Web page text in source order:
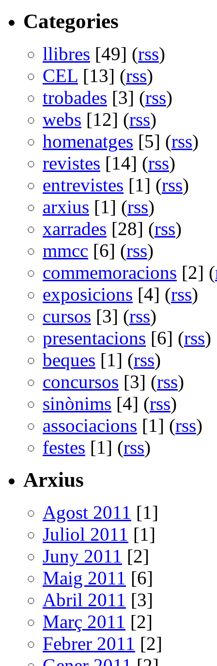
Categories
llibres [49] (rss)
CEL [13] (rss)
trobades [3] (rss)
webs [12] (rss)
homenatges [5] (rss)
revistes [14] (rss)
entrevistes [1] (rss)
arxius [1] (rss)
xarrades [28] (rss)
mmcc [6] (rss)
commemoracions [2] (
exposicions [4] (rss)
cursos [3] (rss)
presentacions [6] (rss)
beques [1] (rss)
concursos [3] (rss)
sinònims [4] (rss)
associacions [1] (rss)
festes [1] (rss)
Arxius
Agost 2011 [1]
Juliol 2011 [1]
Juny 2011 [2]
Maig 2011 [6]
Abril 2011 [3]
Març 2011 [2]
Febrer 2011 [2]